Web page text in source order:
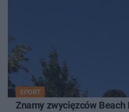
SPORT
Znamy zwycięzców Beach